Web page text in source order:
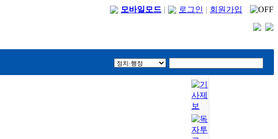
모바일모드 | 로그인 | 회원가입